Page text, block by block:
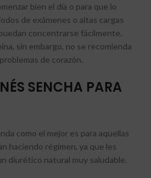
bien el día o para que lo
de exámenes o altas cargas
concentrarse fácilmente.
sin embargo, no se recomienda
de corazón.
SENCHA PARA
como el mejor es para aquellas
haciendo régimen, ya que les
diurético natural muy saludable.